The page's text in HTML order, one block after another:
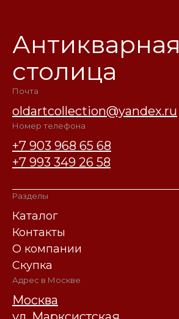
Антикварная
столица
Почта
oldartcollection@yandex.ru
Номер телефона
+7 903 968 65 68
+7 993 349 26 58
Разделы
Каталог
Контакты
О компании
Скупка
Адрес в Москве
Москва